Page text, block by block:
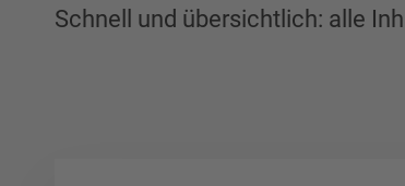
Schnell und übersichtlich: alle